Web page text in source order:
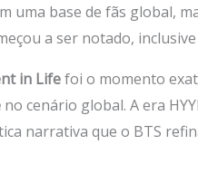
uma base de fãs global,
a ser notado,
in Lifefoi o momento
no cenário global. A era
narrativa que o BTS